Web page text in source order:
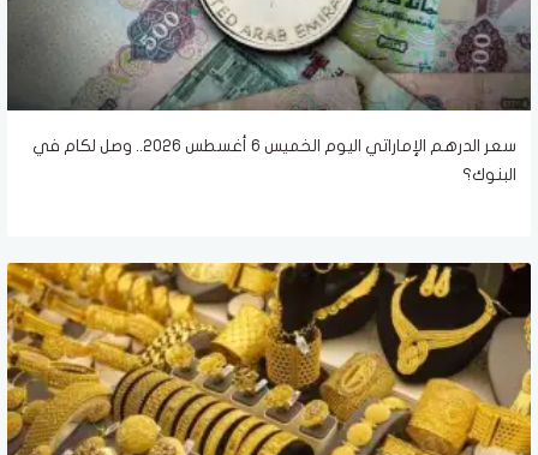
سعر الدرهم الإماراتي اليوم الخميس 6 أغسطس 2026.. وصل لكام في
البنوك؟